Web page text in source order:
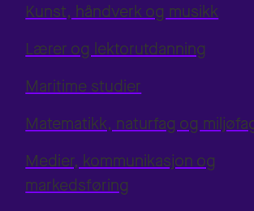
Kunst, håndverk og musikk
Lærer og lektorutdanning
Maritime studier
Matematikk, naturfag og
Medier, kommunikasjon og
markedsføring